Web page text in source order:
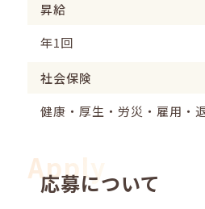
昇給
年1回
社会保険
健康・厚生・労災・雇用・
Apply
応募について